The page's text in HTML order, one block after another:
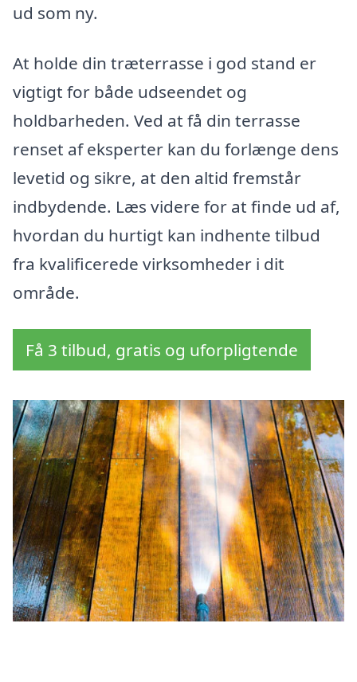
ud som ny.
At holde din træterrasse i god stand er
vigtigt for både udseendet og
holdbarheden. Ved at få din terrasse
renset af eksperter kan du forlænge dens
levetid og sikre, at den altid fremstår
indbydende. Læs videre for at finde ud af,
hvordan du hurtigt kan indhente tilbud
fra kvalificerede virksomheder i dit
område.
Få 3 tilbud, gratis og uforpligtende